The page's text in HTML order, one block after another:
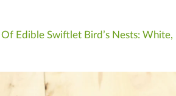
Of Edible Swiftlet Bird’s Nests: White,